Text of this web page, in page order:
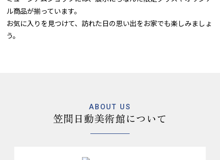
ル商品が揃っています。
お気に入りを見つけて、訪れた日の思い出をお家でも楽しみましょ
う。
ABOUT US
笠間日動美術館について